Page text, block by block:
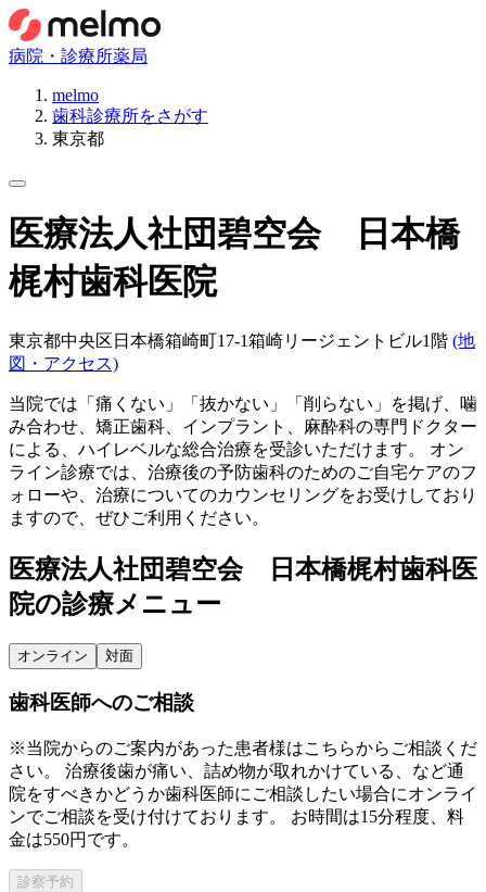
病院・診療所薬局
melmo
歯科診療所をさがす
東京都
医療法人社団碧空会 日本橋
梶村歯科医院
東京都中央区日本橋箱崎町17-1箱崎リージェントビル1階 (地
図・アクセス)
当院では「痛くない」「抜かない」「削らない」を掲げ、噛
み合わせ、矯正歯科、インプラント、麻酔科の専門ドクター
による、ハイレベルな総合治療を受診いただけます。 オン
ライン診療では、治療後の予防歯科のためのご自宅ケアのフ
ォローや、治療についてのカウンセリングをお受けしており
ますので、ぜひご利用ください。
医療法人社団碧空会 日本橋梶村歯科医
院の診療メニュー
オンライン 対面
歯科医師へのご相談
※当院からのご案内があった患者様はこちらからご相談くだ
さい。 治療後歯が痛い、詰め物が取れかけている、など通
院をすべきかどうか歯科医師にご相談したい場合にオンライ
ンでご相談を受け付けております。 お時間は15分程度、料
金は550円です。
診察予約